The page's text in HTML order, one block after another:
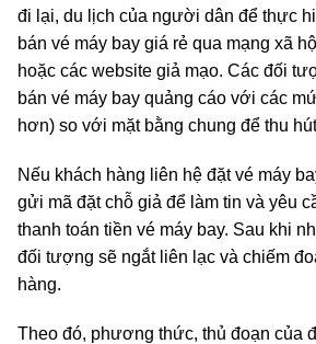
đi lại, du lịch của người dân để thực
bán vé máy bay giá rẻ qua mạng xã
hoặc các website giả mạo. Các đối
bán vé máy bay quảng cáo với các
hơn) so với mặt bằng chung để thu
Nếu khách hàng liên hệ đặt vé máy
gửi mã đặt chỗ giả để làm tin và yêu
thanh toán tiền vé máy bay. Sau khi
đối tượng sẽ ngắt liên lạc và chiếm
hàng.
Theo đó, phương thức, thủ đoạn của